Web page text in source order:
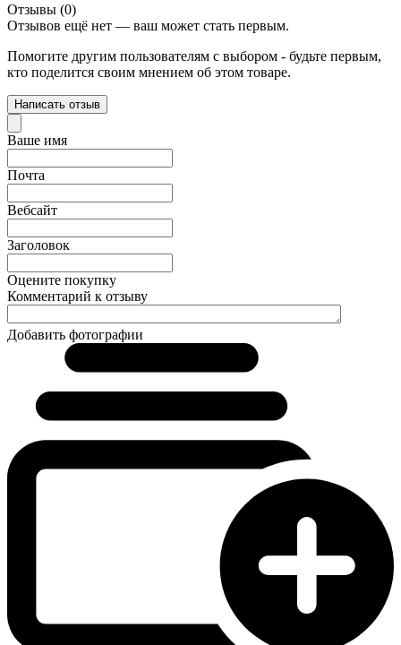
Отзывы (0)
Отзывов ещё нет — ваш может стать первым.
Помогите другим пользователям с выбором - будьте первым,
кто поделится своим мнением об этом товаре.
Написать отзыв
Ваше имя
Почта
Вебсайт
Заголовок
Оцените покупку
Комментарий к отзыву
Добавить фотографии